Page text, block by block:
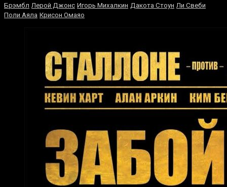
Брэмбл Лерой Джонс Игорь Михалкин Дакота Стоун Ли Свеби
Поли Аяла Крисон Омаяо